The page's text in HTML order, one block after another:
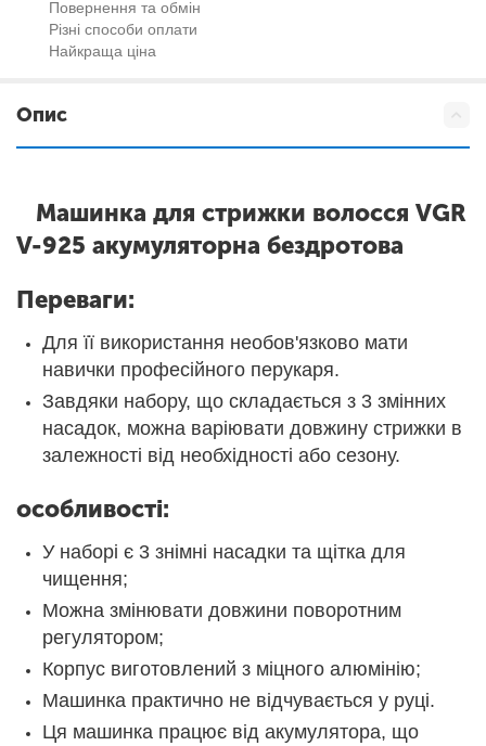
Повернення та обмін
Різні способи оплати
Найкраща ціна
Опис
Машинка для стрижки волосся VGR
V-925 акумуляторна бездротова
Переваги:
Для її використання необов'язково мати
навички професійного перукаря.
Завдяки набору, що складається з 3 змінних
насадок, можна варіювати довжину стрижки в
залежності від необхідності або сезону.
особливості:
У наборі є 3 знімні насадки та щітка для
чищення;
Можна змінювати довжини поворотним
регулятором;
Корпус виготовлений з міцного алюмінію;
Машинка практично не відчувається у руці.
Ця машинка працює від акумулятора, що